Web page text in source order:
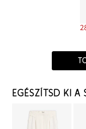
EGÉSZÍTSD KI A